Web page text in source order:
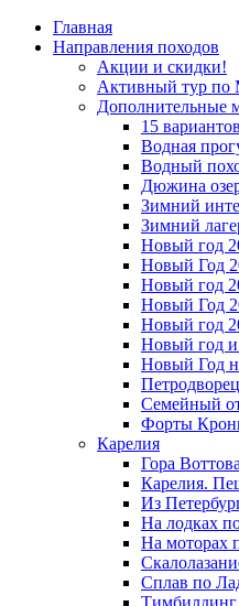
Главная
Направления походов
Акции и скидки!
Активный тур по
Дополнительные
15
Водная
Водный
Дюжина
Зимний
Зимний
Новый год
Новый Год
Новый год
Новый Год
Новый год
Новый год
Новый Год
Семейный
Форты
Карелия
Гора
Карелия.
Из
На лодках
На моторах
Сплав по
Тимбилдинг